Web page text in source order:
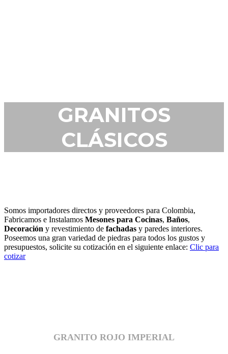
GRANITOS
CLÁSICOS
Somos importadores directos y proveedores para Colombia,
Fabricamos e Instalamos Mesones para Cocinas, Baños,
Decoración y revestimiento de fachadas y paredes interiores.
Poseemos una gran variedad de piedras para todos los gustos y
presupuestos, solicite su cotización en el siguiente enlace: Clic para
cotizar
GRANITO ROJO IMPERIAL